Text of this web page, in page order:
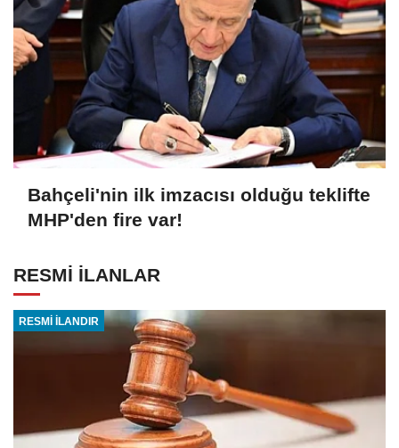
Bahçeli'nin ilk imzacısı olduğu teklifte
MHP'den fire var!
RESMİ İLANLAR
RESMİ İLANDIR